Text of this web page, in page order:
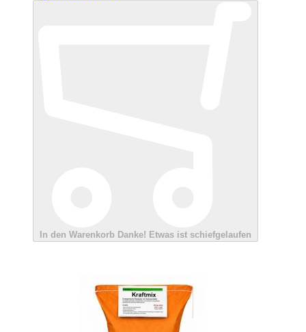
In den Warenkorb Danke! Etwas ist schiefgelaufen